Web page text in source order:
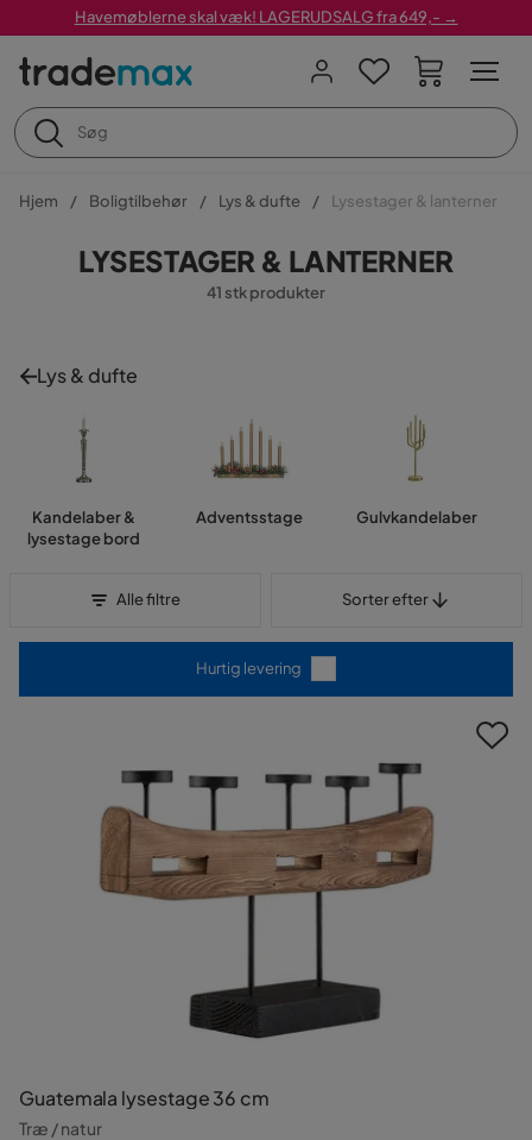
Havemøblerne skal væk! LAGERUDSALG fra 649,- →
Hjem Boligtilbehør Lys & dufte Lysestager & lanterner
LYSESTAGER & LANTERNER
41 stk produkter
Lys & dufte
Kandelaber &
lysestage bord
Adventsstage Gulvkandelaber
Alle filtre Sorter efter
Hurtig levering
Guatemala lysestage 36 cm
Træ / natur